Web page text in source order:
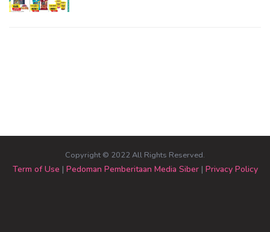
Copyright © 2022 All Rights Reserved.
Term of Use | Pedoman Pemberitaan Media Siber| Privacy Policy